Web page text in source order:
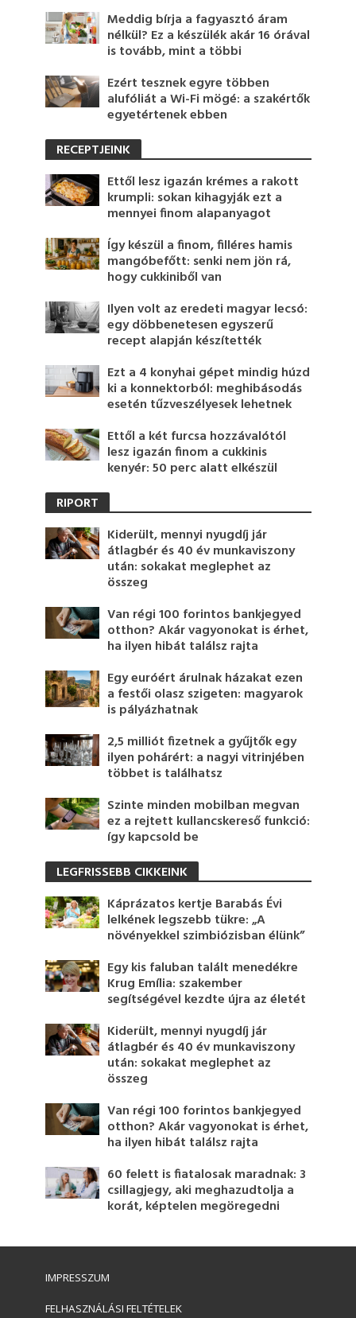
Meddig bírja a fagyasztó áram
nélkül? Ez a készülék akár 16 órával
is tovább, mint a többi
Ezért tesznek egyre többen
alufóliát a Wi-Fi mögé: a szakértők
egyetértenek ebben
RECEPTJEINK
Ettől lesz igazán krémes a rakott
krumpli: sokan kihagyják ezt a
mennyei finom alapanyagot
Így készül a finom, filléres hamis
mangóbefőtt: senki nem jön rá,
hogy cukkiniből van
Ilyen volt az eredeti magyar lecsó:
egy döbbenetesen egyszerű
recept alapján készítették
Ezt a 4 konyhai gépet mindig húzd
ki a konnektorból: meghibásodás
esetén tűzveszélyesek lehetnek
Ettől a két furcsa hozzávalótól
lesz igazán finom a cukkinis
kenyér: 50 perc alatt elkészül
RIPORT
Kiderült, mennyi nyugdíj jár
átlagbér és 40 év munkaviszony
után: sokakat meglephet az
összeg
Van régi 100 forintos bankjegyed
otthon? Akár vagyonokat is érhet,
ha ilyen hibát találsz rajta
Egy euróért árulnak házakat ezen
a festői olasz szigeten: magyarok
is pályázhatnak
2,5 milliót fizetnek a gyűjtők egy
ilyen pohárért: a nagyi vitrinjében
többet is találhatsz
Szinte minden mobilban megvan
ez a rejtett kullancskereső funkció:
így kapcsold be
LEGFRISSEBB CIKKEINK
Káprázatos kertje Barabás Évi
lelkének legszebb tükre: „A
növényekkel szimbiózisban élünk”
Egy kis faluban talált menedékre
Krug Emília: szakember
segítségével kezdte újra az életét
Kiderült, mennyi nyugdíj jár
átlagbér és 40 év munkaviszony
után: sokakat meglephet az
összeg
Van régi 100 forintos bankjegyed
otthon? Akár vagyonokat is érhet,
ha ilyen hibát találsz rajta
60 felett is fiatalosak maradnak: 3
csillagjegy, aki meghazudtolja a
korát, képtelen megöregedni
IMPRESSZUM
FELHASZNÁLÁSI FELTÉTELEK